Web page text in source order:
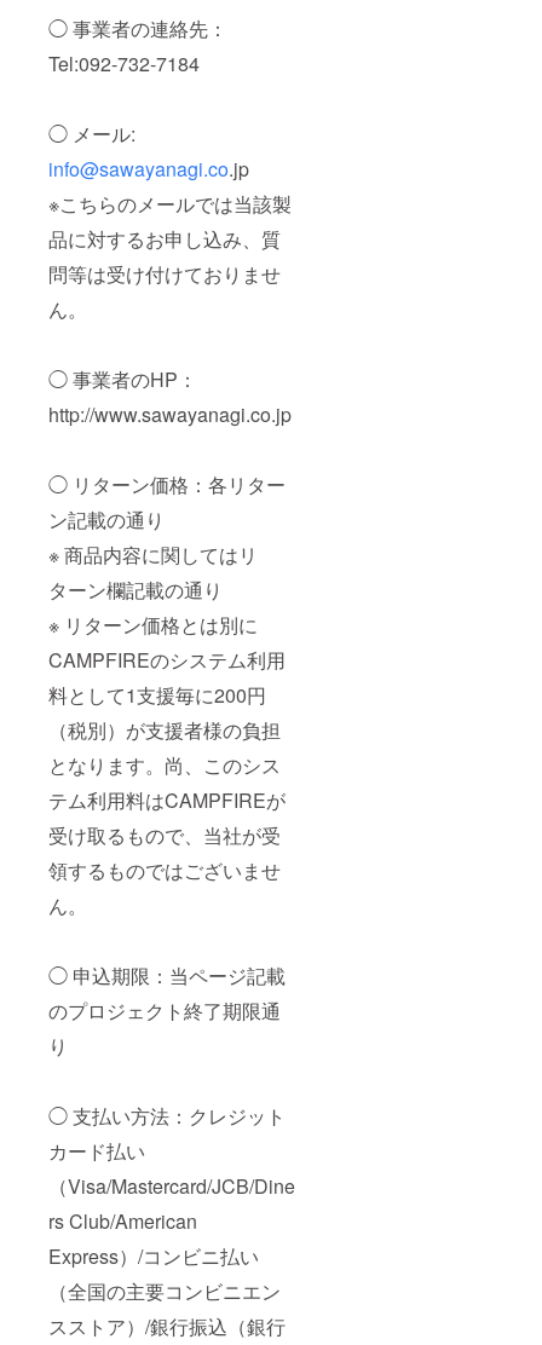
◯ 事業者の連絡先：
Tel:092-732-7184
◯ メール:
info@sawayanagi.co.jp
※こちらのメールでは当該製
品に対するお申し込み、質
問等は受け付けておりませ
ん。
◯ 事業者のHP：
http://www.sawayanagi.co.jp
◯ リターン価格：各リター
ン記載の通り
※ 商品内容に関してはリ
ターン欄記載の通り
※ リターン価格とは別に
CAMPFIREのシステム利用
料として1支援毎に200円
（税別）が支援者様の負担
となります。尚、このシス
テム利用料はCAMPFIREが
受け取るもので、当社が受
領するものではございませ
ん。
◯ 申込期限：当ページ記載
のプロジェクト終了期限通
り
◯ 支払い方法：クレジット
カード払い
（Visa/Mastercard/JCB/Dine
rs Club/American
Express）/コンビニ払い
（全国の主要コンビニエン
スストア）/銀行振込（銀行